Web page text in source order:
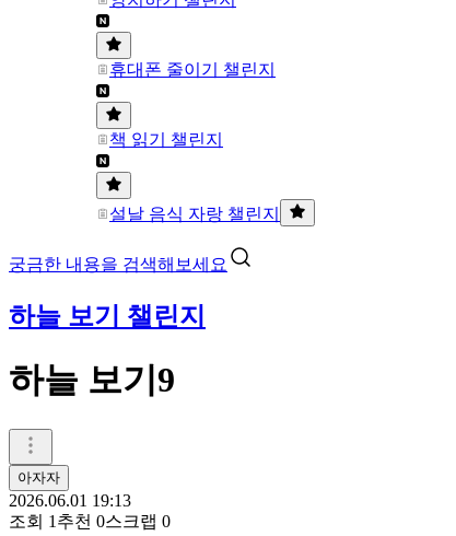
휴대폰 줄이기 챌린지
책 읽기 챌린지
설날 음식 자랑 챌린지
궁금한 내용을 검색해보세요
하늘 보기 챌린지
하늘 보기9
아자자
2026.06.01 19:13
조회 1 추천 0스크랩 0